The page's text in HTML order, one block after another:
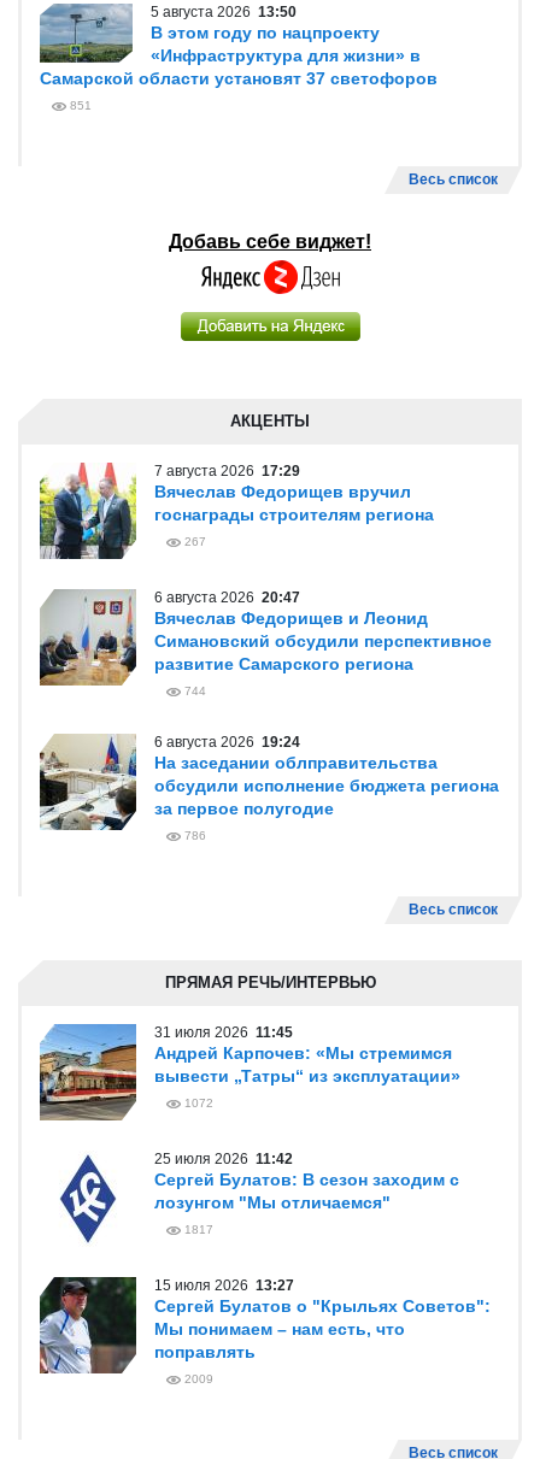
5 августа 2026 13:50
В этом году по нацпроекту
«Инфраструктура для жизни» в
Самарской области установят 37 светофоров
851
Весь список
Добавь себе виджет!
АКЦЕНТЫ
7 августа 2026 17:29
Вячеслав Федорищев вручил
госнаграды строителям региона
267
6 августа 2026 20:47
Вячеслав Федорищев и Леонид
Симановский обсудили перспективное
развитие Самарского региона
744
6 августа 2026 19:24
На заседании облправительства
обсудили исполнение бюджета региона
за первое полугодие
786
Весь список
ПРЯМАЯ РЕЧЬ/ИНТЕРВЬЮ
31 июля 2026 11:45
Андрей Карпочев: «Мы стремимся
вывести „Татры“ из эксплуатации»
1072
25 июля 2026 11:42
Сергей Булатов: В сезон заходим с
лозунгом "Мы отличаемся"
1817
15 июля 2026 13:27
Сергей Булатов о "Крыльях Советов":
Мы понимаем – нам есть, что
поправлять
2009
Весь список